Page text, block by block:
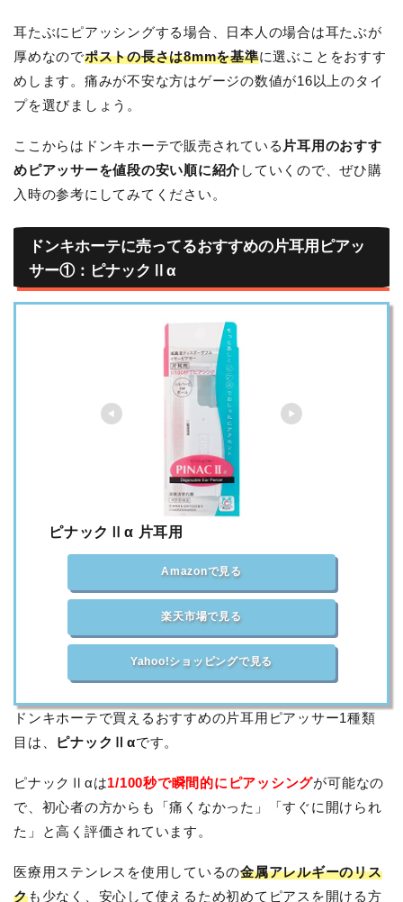
耳たぶにピアッシングする場合、日本人の場合は耳たぶが
厚めなのでポストの長さは8mmを基準に選ぶことをおすす
めします。痛みが不安な方はゲージの数値が16以上のタイ
プを選びましょう。
ここからはドンキホーテで販売されている片耳用のおすす
めピアッサーを値段の安い順に紹介していくので、ぜひ購
入時の参考にしてみてください。
ドンキホーテに売ってるおすすめの片耳用ピアッ
サー①：ピナックⅡα
ピナックⅡα 片耳用
Amazonで見る
楽天市場で見る
Yahoo!ショッピングで見る
ドンキホーテで買えるおすすめの片耳用ピアッサー1種類
目は、
ピナックⅡαです。
ピナックⅡαは1/100秒で瞬間的にピアッシングが可能なの
で、初心者の方からも「痛くなかった」「すぐに開けられ
た」と高く評価されています。
医療用ステンレスを使用しているの金属アレルギーのリス
クも少なく、安心して使えるため初めてピアスを開ける方